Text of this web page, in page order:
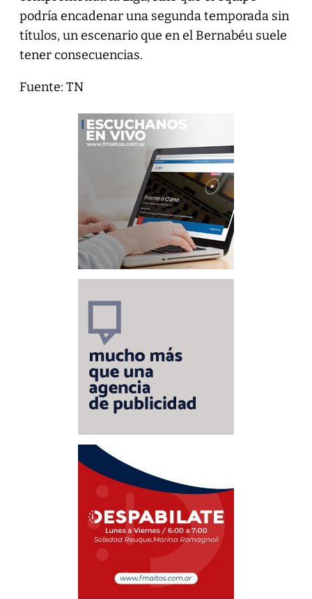
podría encadenar una segunda temporada sin
títulos, un escenario que en el Bernabéu suele
tener consecuencias.
Fuente: TN